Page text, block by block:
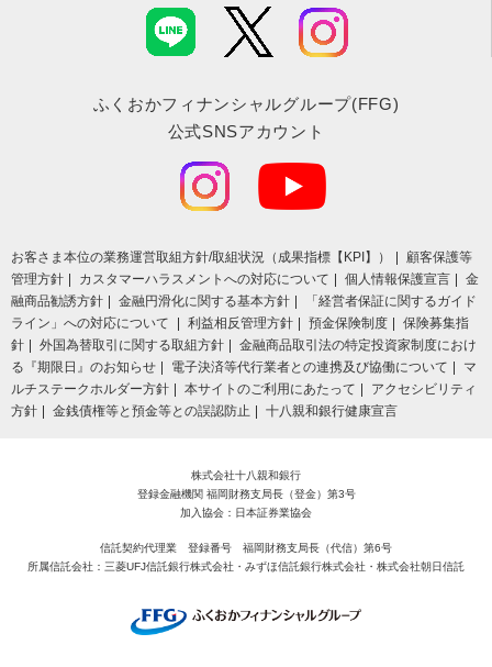
ふくおかフィナンシャルグループ(FFG)
公式SNSアカウント
お客さま本位の業務運営取組⽅針/取組状況（成果指標【KPI】）
顧客保護等
管理方針
カスタマーハラスメントへの対応について 個人情報保護宣言
金
融商品勧誘方針
金融円滑化に関する基本方針
「経営者保証に関するガイド
ライン」への対応について
利益相反管理方針 預金保険制度
保険募集指
針
外国為替取引に関する取組方針
金融商品取引法の特定投資家制度におけ
る『期限日』のお知らせ
電子決済等代行業者との連携及び協働について
マ
ルチステークホルダー方針
本サイトのご利用にあたって
アクセシビリティ
方針
金銭債権等と預金等との誤認防止 十八親和銀行健康宣言
株式会社十八親和銀行
登録金融機関 福岡財務支局長（登金）第3号
加入協会：日本証券業協会
信託契約代理業 登録番号 福岡財務支局長（代信）第6号
所属信託会社：三菱UFJ信託銀行株式会社・みずほ信託銀行株式会社・株式会社朝日信託